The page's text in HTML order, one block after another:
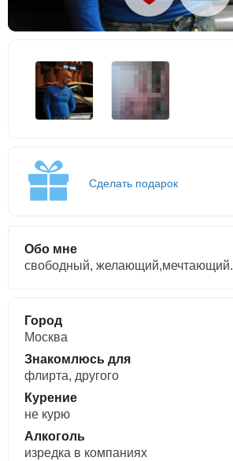
Сделать подарок
Обо мне
свободный, желающий,мечтающий.
Город
Москва
Знакомлюсь для
флирта, другого
Курение
не курю
Алкоголь
изредка в компаниях